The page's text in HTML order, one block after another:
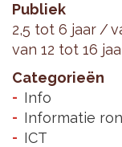
Publiek
2,5 tot 6 jaar
van 12 tot 16
Categorieën
Info
Informatie
ICT